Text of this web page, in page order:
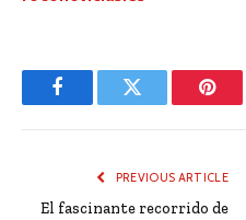
FacebookTwitter
PREVIOUS ARTICLE
El fascinante recorrido de